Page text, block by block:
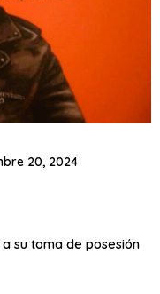
20, 2024
su toma de posesión